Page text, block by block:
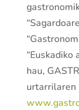
“Euskadiko
hau,
urtarrilaren